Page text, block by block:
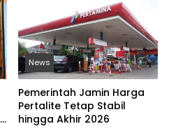
News
Pemerintah Jamin Harga
Pertalite Tetap Stabil
hingga Akhir 2026